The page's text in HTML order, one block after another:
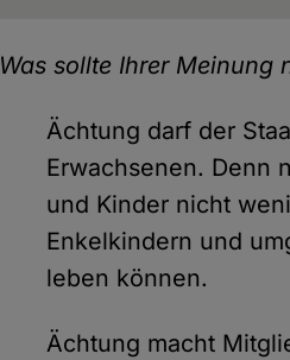
Was sollte Ihrer Meinung
Ächtung darf der
Erwachsenen. Denn
und Kinder nicht
Enkelkindern und
leben können.
Ächtung macht